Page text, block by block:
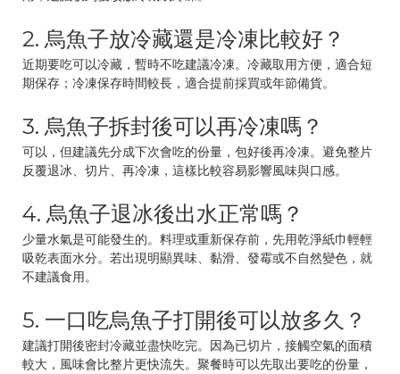
2. 烏魚子放冷藏還是冷凍比較好？
近期要吃可以冷藏，暫時不吃建議冷凍。冷藏取用方便，適合短
期保存；冷凍保存時間較長，適合提前採買或年節備貨。
3. 烏魚子拆封後可以再冷凍嗎？
可以，但建議先分成下次會吃的份量，包好後再冷凍。避免整片
反覆退冰、切片、再冷凍，這樣比較容易影響風味與口感。
4. 烏魚子退冰後出水正常嗎？
少量水氣是可能發生的。料理或重新保存前，先用乾淨紙巾輕輕
吸乾表面水分。若出現明顯異味、黏滑、發霉或不自然變色，就
不建議食用。
5. 一口吃烏魚子打開後可以放多久？
建議打開後密封冷藏並盡快吃完。因為已切片，接觸空氣的面積
較大，風味會比整片更快流失。聚餐時可以先取出要吃的份量，